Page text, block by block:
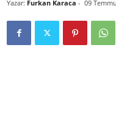
Yazar: Furkan Karaca - 09